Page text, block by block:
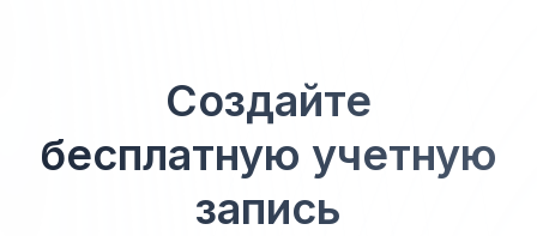
Создайте
бесплатную учетную
запись